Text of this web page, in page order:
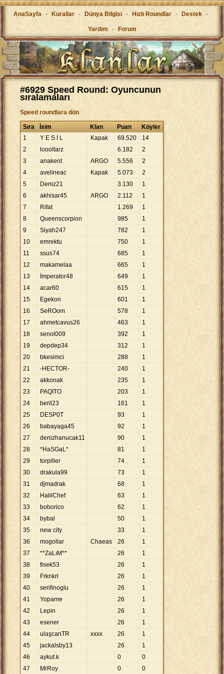
AnaSayfa - Kurallar - Dünya Bilgisi - Hızlı Roundlar - Destek -
Yardım - Forum
#6929 Speed Round: Oyuncunun
sıralamaları
Speed roundlara dön
Sıra İsim Klan Puan
Köyler
1
Y E S İ L Kapak 69.520
14
2
loooltarz 6.182
2
3
anakent ARGO 5.556
2
4
avelineac Kapak 5.073
2
5
Deniz21 3.130
1
6
akhisar45 ARGO 2.112
1
7
Rifat 1.269
1
8
Queenscorpion 985
1
9
Siyah247 782
1
10
emrektu 750
1
11
ssus74 685
1
12
makamelaa 665
1
13
İmperator48 649
1
14
acar60 615
1
15
Egekon 601
1
16
SeROom 578
1
17
ahmetcavus26 463
1
18
senol009 392
1
19
depdep34 312
1
20
bkesimci 288
1
21
-HECTOR- 240
1
22
akkonak 235
1
23
PAQİTO 203
1
24
beril23 161
1
25
DESP0T 93
1
26
babayaga45 92
1
27
denizhanucak11 90
1
28
*HaSGaL* 81
1
29
torpiller 74
1
30
drakula99 73
1
31
djmadrak 68
1
32
HalilChef 63
1
33
boborico 62
1
34
bybal 50
1
35
new city 33
1
36
mogollar Chaeas 26
1
37
**ZaLıM** 26
1
38
fisek53 26
1
39
Frknkrl 26
1
40
serifinoglu 26
1
41
Yopame 26
1
42
Lepin 26
1
43
esener 26
1
44
ulaşcanTR xxxx 26
1
45
jackalsby13 26
1
46
aykut.k 0
0
47
MrRoy 0 0